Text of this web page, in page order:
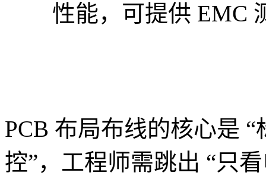
性能，可提供 EMC
PCB 布局布线的核心是
控”，工程师需跳出 “只